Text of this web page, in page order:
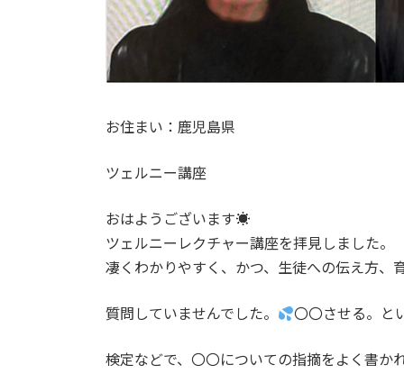
お住まい：鹿児島県
ツェルニー講座
おはようございます☀
ツェルニーレクチャー講座を拝見しました。
凄くわかりやすく、かつ、生徒への伝え方、
質問していませんでした。 〇〇させる。と
検定などで、〇〇についての指摘をよく書か